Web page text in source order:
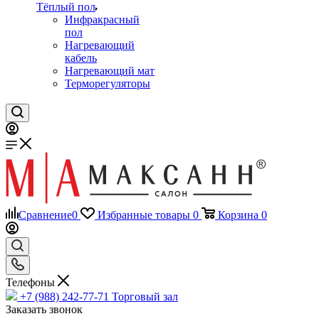
Тёплый пол
Инфракрасный
пол
Нагревающий
кабель
Нагревающий мат
Терморегуляторы
Сравнение0 Избранные товары 0 Корзина 0
Телефоны
+7 (988) 242-77-71 Торговый зал
Заказать звонок